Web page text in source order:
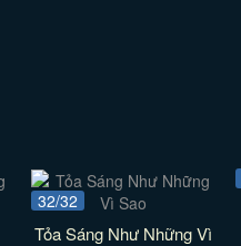
32/32
Tỏa Sáng Như Những Vì